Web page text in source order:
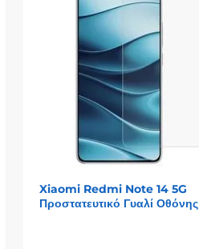
Xiaomi Redmi Note 14 5G
Προστατευτικό Γυαλί Οθόνης